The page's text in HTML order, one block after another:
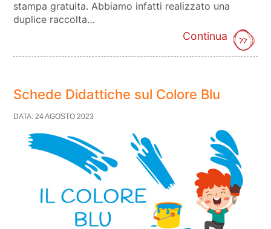
stampa gratuita. Abbiamo infatti realizzato una
duplice raccolta…
Continua
Schede Didattiche sul Colore Blu
DATA: 24 AGOSTO 2023